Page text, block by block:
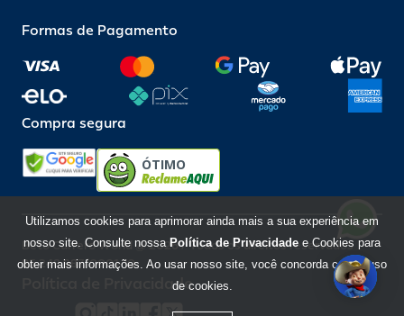
Formas de Pagamento
Compra segura
ÓTIMO
Beto Carrero World @ 2026 / Todos os direitos reservados
85.248.987/0001-10
Política de Privacidade
Utilizamos cookies para aprimorar ainda mais a sua experiência em
nosso site. Consulte nossa Política de Privacidade e Cookies para
obter mais informações. Ao usar nosso site, você concorda com o uso
de cookies.